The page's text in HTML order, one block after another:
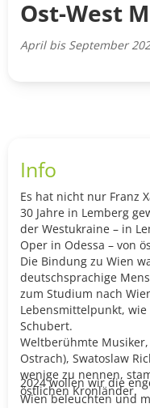
Ost-West
April bis September
Info
Es hat nicht nur Franz
30 Jahre in Lemberg
der Westukraine – in
Oper in Odessa – von
Die Bindung zu Wien
deutschsprachige
zum Studium nach
Lebensmittelpunkt,
Schubert.
Weltberühmte
Ostrach), Swatoslaw
wenige zu nennen,
östlichen Kronländer.
2024 wollen wir die
Wien beleuchten und